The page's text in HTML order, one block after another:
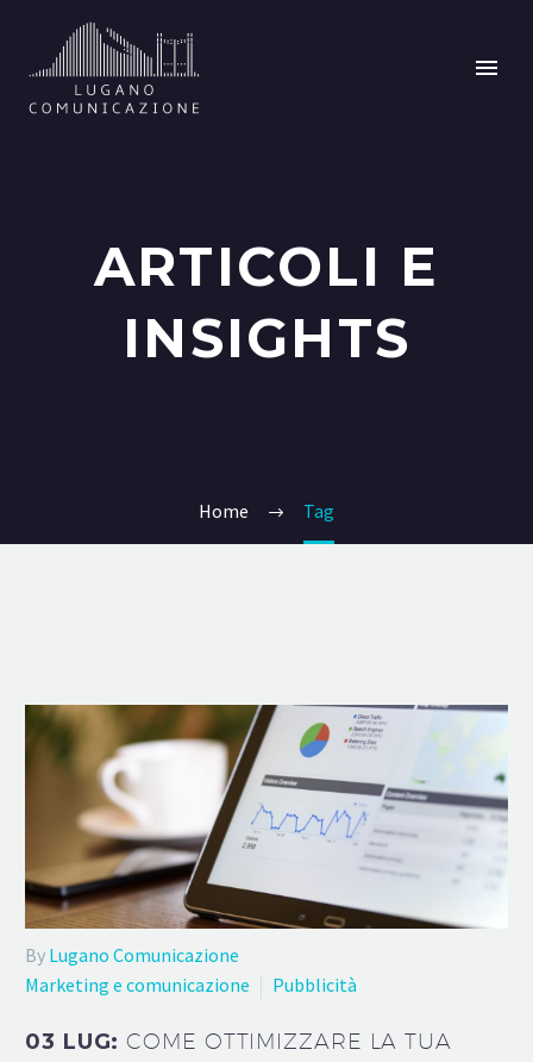
ARTICOLI E
INSIGHTS
Home Tag
By Lugano Comunicazione
Marketing e comunicazione
Pubblicità
03 LUG:COME OTTIMIZZARE LA TUA